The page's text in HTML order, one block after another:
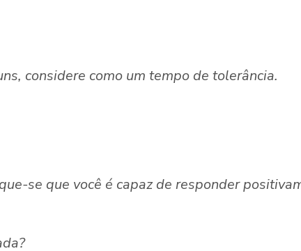
considere como um tempo de tolerância.
se que você é capaz de responder